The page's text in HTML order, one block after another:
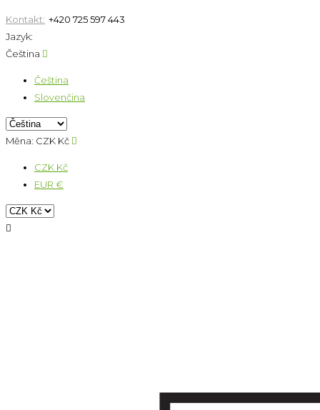
Kontakt: +420 725 597 443
Jazyk:
Čeština 
Čeština
Slovenčina
Měna: CZK Kč 
CZK Kč
EUR €
